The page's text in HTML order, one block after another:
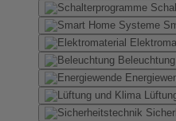
Beleuchtung